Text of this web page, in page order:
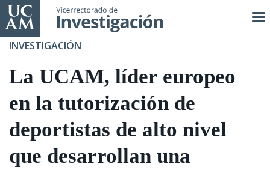
Pasar
al
contenido
INVESTIGACIÓN
La UCAM, líder europeo
en la tutorización de
deportistas de alto nivel
que desarrollan una